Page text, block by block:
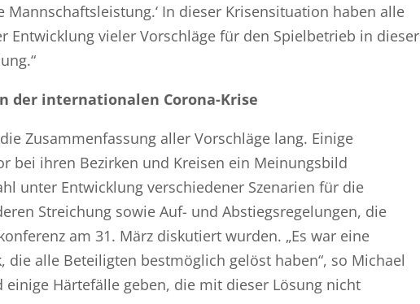
Mannschaftsleistung.‘ In dieser Krisensituation haben alle
Entwicklung vieler Vorschläge für den Spielbetrieb in dieser
der internationalen Corona-Krise
Zusammenfassung aller Vorschläge lang. Einige
bei ihren Bezirken und Kreisen ein Meinungsbild
unter Entwicklung verschiedener Szenarien für die
Streichung sowie Auf- und Abstiegsregelungen, die
am 31. März diskutiert wurden. „Es war eine
die alle Beteiligten bestmöglich gelöst haben“, so Michael
einige Härtefälle geben, die mit dieser Lösung nicht